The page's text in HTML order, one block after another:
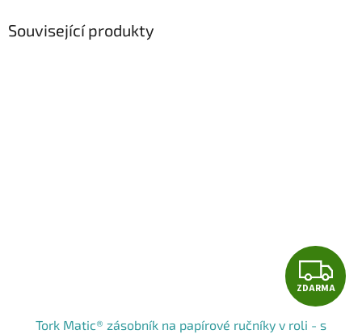
Související produkty
Z
D
ZDARMA
Tork Matic® zásobník na papírové ručníky v roli - s